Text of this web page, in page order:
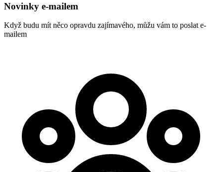
Novinky e-mailem
Když budu mít něco opravdu zajímavého, můžu vám to poslat e-
mailem